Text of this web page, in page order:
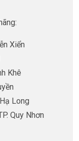
Xiển
Khê
Long
Quy Nhơn